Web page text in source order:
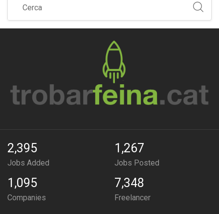
2,395
Jobs Added
1,267
Jobs Posted
1,095
Companies
7,348
Freelancer